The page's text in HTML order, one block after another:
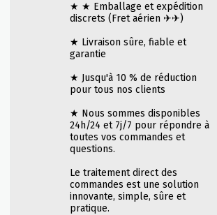
★ ★ Emballage et expédition
discrets (Fret aérien ✈✈)
★ Livraison sûre, fiable et
garantie
★ Jusqu'à 10 % de réduction
pour tous nos clients
★ Nous sommes disponibles
24h/24 et 7j/7 pour répondre à
toutes vos commandes et
questions.
Le traitement direct des
commandes est une solution
innovante, simple, sûre et
pratique.